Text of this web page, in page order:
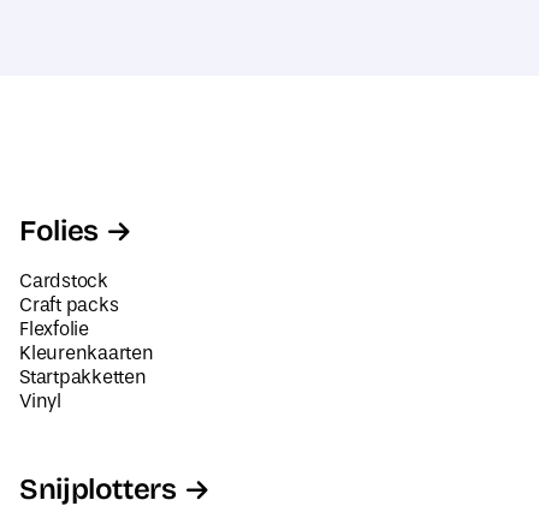
Folies
Cardstock
Craft packs
Flexfolie
Kleurenkaarten
Startpakketten
Vinyl
Snijplotters